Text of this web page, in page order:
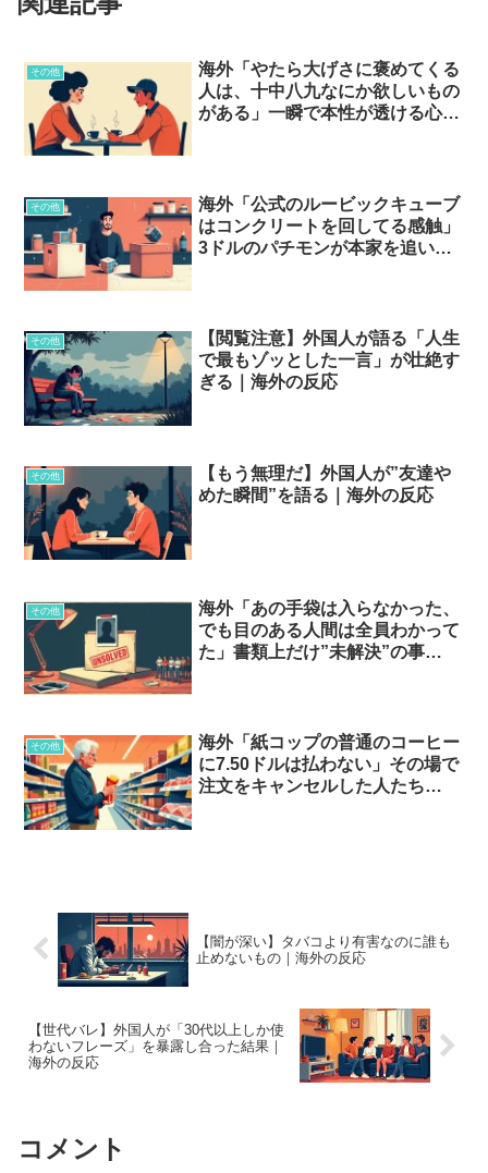
その他
海外「やたら大げさに褒めてくる
人は、十中八九なにか欲しいもの
がある」一瞬で本性が透ける心理
その他
海外「公式のルービックキューブ
はコンクリートを回してる感触」
3ドルのパチモンが本家を追い越
その他
【閲覧注意】外国人が語る「人生
で最もゾッとした一言」が壮絶す
ぎる｜海外の反応
その他
【もう無理だ】外国人が”友達や
めた瞬間”を語る｜海外の反応
その他
海外「あの手袋は入らなかった、
でも目のある人間は全員わかって
た」書類上だけ”未解決”の事
その他
海外「紙コップの普通のコーヒー
に7.50ドルは払わない」その場で
注文をキャンセルした人たち…
【闇が深い】タバコより有害なのに誰も
止めないもの｜海外の反応
【世代バレ】外国人が「30代以上しか使
わないフレーズ」を暴露し合った結果｜
海外の反応
コメント